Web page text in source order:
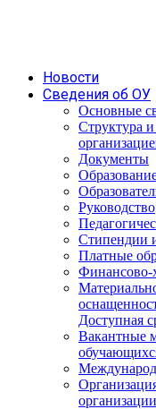
Новости
Сведения об ОУ
Основные
Структура
Документы
Руководство
Стипендии
Платные
Финансово-
Доступная
Вакантные
организации